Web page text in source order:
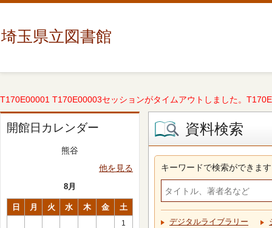
埼玉県立図書館
T170E00001 T170E00003セッションがタイムアウトしました。
開館日カレンダー
熊谷
他を見る
8月
日 月 火 水 木 金 土
1
資料検索
キーワードで検索ができます
デジタルライブラリー